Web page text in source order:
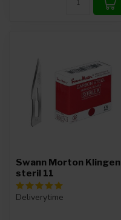
Swann Morton Klingen
steril 11
Deliverytime